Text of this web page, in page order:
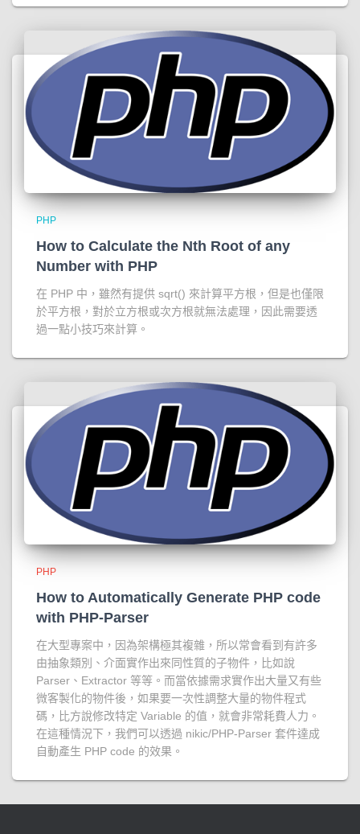
PHP
How to Calculate the Nth Root of any
Number with PHP
在 PHP 中，雖然有提供 sqrt() 來計算平方根，但是也僅限
於平方根，對於立方根或次方根就無法處理，因此需要透
過一點小技巧來計算。
PHP
How to Automatically Generate PHP code
with PHP-Parser
在大型專案中，因為架構極其複雜，所以常會看到有許多
由抽象類別、介面實作出來同性質的子物件，比如說
Parser、Extractor 等等。而當依據需求實作出大量又有些
微客製化的物件後，如果要一次性調整大量的物件程式
碼，比方說修改特定 Variable 的值，就會非常耗費人力。
在這種情況下，我們可以透過 nikic/PHP-Parser 套件達成
自動產生 PHP code 的效果。